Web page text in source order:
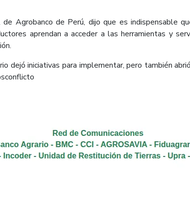
Agrobanco de Perú, dijo que es indispensable
aprendan a acceder a las herramientas y
dejó iniciativas para implementar, pero también